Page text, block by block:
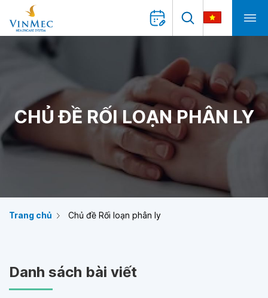
CHỦ ĐỀ RỐI LOẠN PHÂN LY
Trang chủ Chủ đề Rối loạn phân ly
Danh sách bài viết